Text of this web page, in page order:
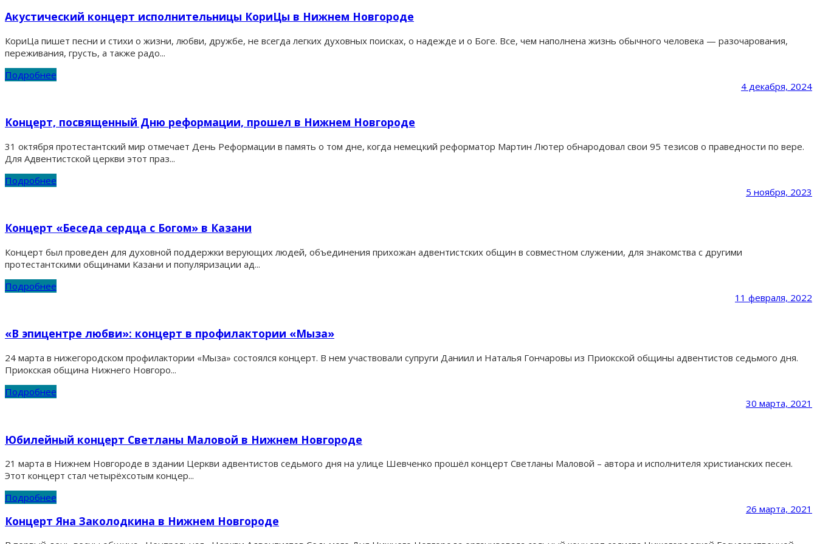
Акустический концерт исполнительницы КориЦы в Нижнем Новгороде
КориЦа пишет песни и стихи о жизни, любви, дружбе, не всегда легких духовных поисках, о надежде и о Боге. Все, чем наполнена жизнь обычного человека — разочарования,
переживания, грусть, а также радо...
Подробнее
4 декабря, 2024
Концерт, посвященный Дню реформации, прошел в Нижнем Новгороде
31 октября протестантский мир отмечает День Реформации в память о том дне, когда немецкий реформатор Мартин Лютер обнародовал свои 95 тезисов о праведности по вере.
Для Адвентистской церкви этот праз...
Подробнее
5 ноября, 2023
Концерт «Беседа сердца с Богом» в Казани
Концерт был проведен для духовной поддержки верующих людей, объединения прихожан адвентистских общин в совместном служении, для знакомства с другими
протестантскими общинами Казани и популяризации ад...
Подробнее
11 февраля, 2022
«В эпицентре любви»: концерт в профилактории «Мыза»
24 марта в нижегородском профилактории «Мыза» состоялся концерт. В нем участвовали супруги Даниил и Наталья Гончаровы из Приокской общины адвентистов седьмого дня.
Приокская община Нижнего Новгоро...
Подробнее
30 марта, 2021
Юбилейный концерт Светланы Маловой в Нижнем Новгороде
21 марта в Нижнем Новгороде в здании Церкви адвентистов седьмого дня на улице Шевченко прошёл концерт Светланы Маловой – автора и исполнителя христианских песен.
Этот концерт стал четырёхсотым концер...
Подробнее
26 марта, 2021
Концерт Яна Заколодкина в Нижнем Новгороде